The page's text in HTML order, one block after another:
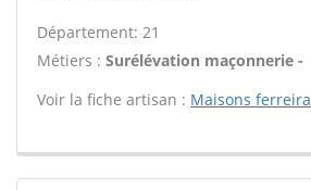
Département: 21
Métiers : Surélévation maçonnerie -
Voir la fiche artisan : Maisons ferreira